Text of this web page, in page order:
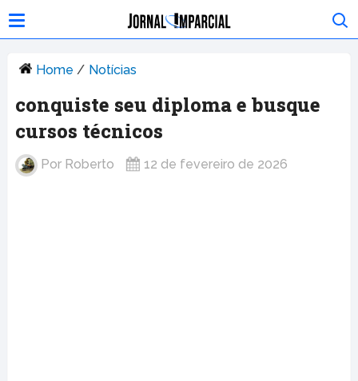
Home / Notícias
conquiste seu diploma e busque
cursos técnicos
Por Roberto 12 de fevereiro de 2026